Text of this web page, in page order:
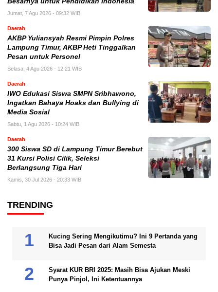
Jumat, 7 Agu 2026 - 09:32 WIB
Daerah
AKBP Yuliansyah Resmi Pimpin Polres
Lampung Timur, AKBP Heti Tinggalkan
Pesan untuk Personel
Selasa, 4 Agu 2026 - 12:21 WIB
Daerah
IWO Edukasi Siswa SMPN Sribhawono,
Ingatkan Bahaya Hoaks dan Bullying di
Media Sosial
Sabtu, 1 Agu 2026 - 10:24 WIB
Daerah
300 Siswa SD di Lampung Timur Berebut
31 Kursi Polisi Cilik, Seleksi
Berlangsung Tiga Hari
Kamis, 30 Jul 2026 - 20:33 WIB
TRENDING
Kucing Sering Mengikutimu? Ini 9 Pertanda yang
Bisa Jadi Pesan dari Alam Semesta
Syarat KUR BRI 2025: Masih Bisa Ajukan Meski
Punya Pinjol, Ini Ketentuannya